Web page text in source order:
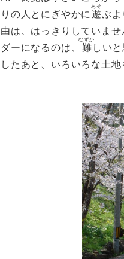
りの人とにぎやかに 遊
あそ
ぶよ
由は、はっきりしていませ
ダーになるのは、 難
むずか
しい
したあと、いろいろな土地